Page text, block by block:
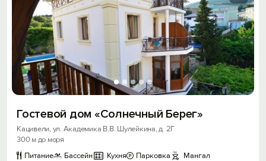
Гостевой дом «Солнечный Берег»
Кацивели, ул. Академика В.В. Шулейкина, д. 2Г
300 м до моря
Питание
Бассейн Кухня Парковка Мангал